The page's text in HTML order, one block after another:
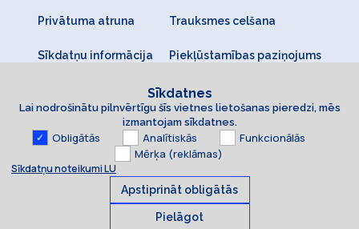
Privātuma atruna Trauksmes celšana
Sīkdatņu informācija Piekļūstamības paziņojums
Sīkdatnes
Lai nodrošinātu pilnvērtīgu šīs vietnes lietošanas pieredzi, mēs
izmantojam sīkdatnes.
Obligātās Analītiskās
Funkcionālās
Mērķa (reklāmas)
Sīkdatņu noteikumi LU
Apstiprināt obligātās
Pielāgot